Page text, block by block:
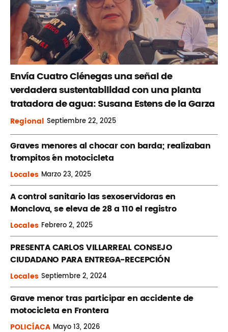
Envía Cuatro Ciénegas una señal de
verdadera sustentabilidad con una planta
tratadora de agua: Susana Estens de la Garza
Regional Septiembre22, 2025
Graves menores al chocar con barda; realizaban
´trompitos ´en motocicleta
Locales Marzo23, 2025
A control sanitario las sexoservidoras en
Monclova, se eleva de 28 a 110 el registro
Locales Febrero2, 2025
PRESENTA CARLOS VILLARREAL CONSEJO
CIUDADANO PARA ENTREGA-RECEPCIÓN
Locales Septiembre2, 2024
Grave menor tras participar en accidente de
motocicleta en Frontera
POLICÍACA Mayo13, 2026